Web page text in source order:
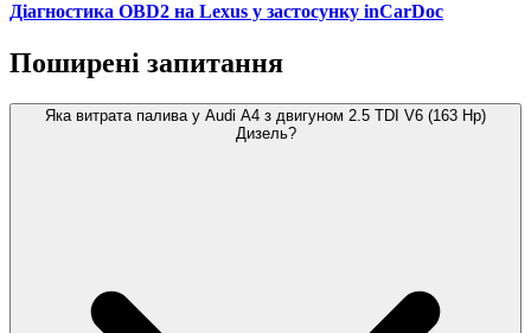
Діагностика OBD2 на Lexus у застосунку inCarDoc
Поширені запитання
Яка витрата палива у Audi A4 з двигуном 2.5 TDI V6 (163 Hp)
Дизель?